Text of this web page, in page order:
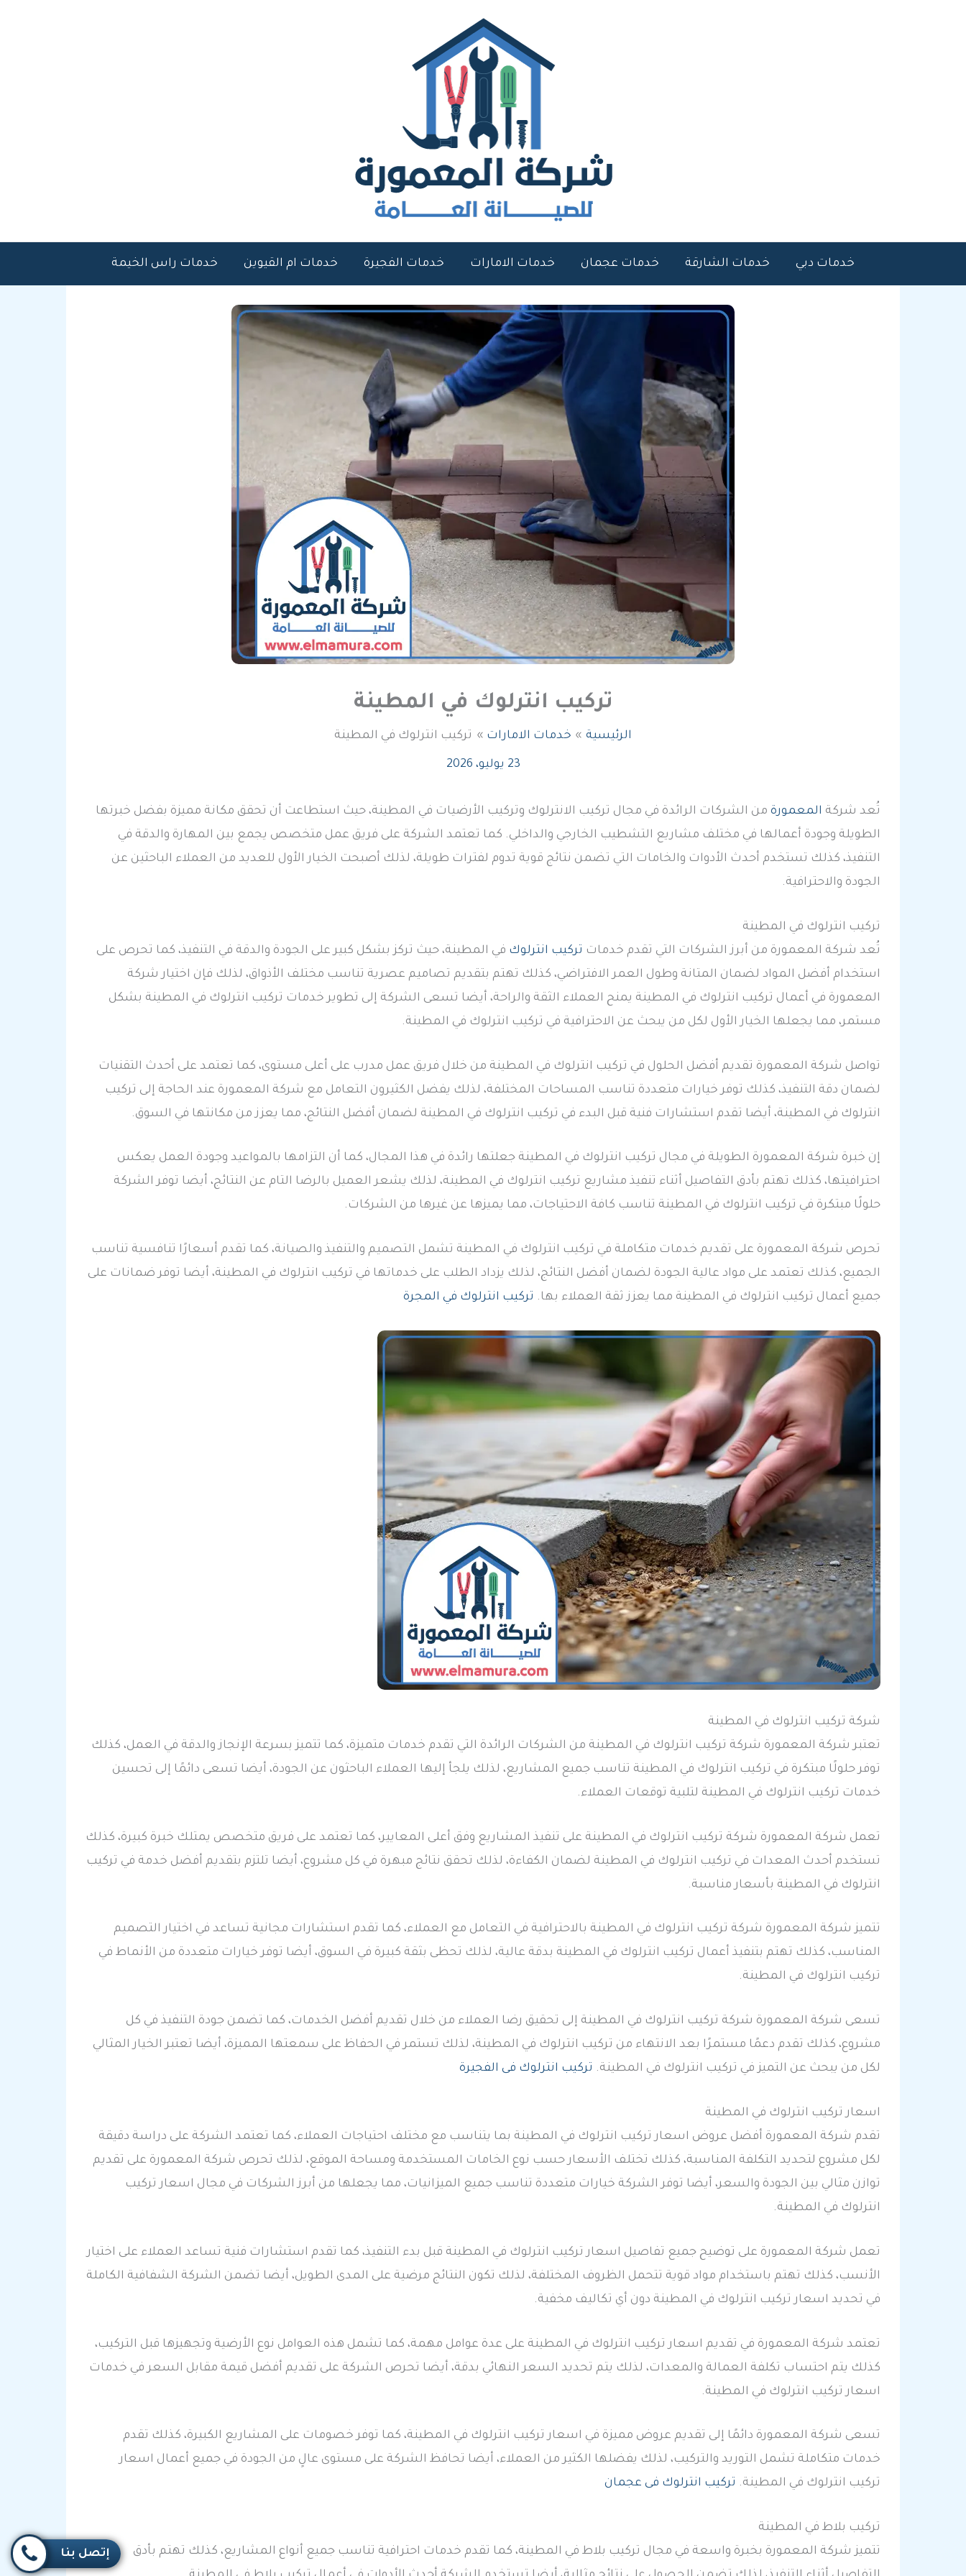
خدمات دبي خدمات الشارقة خدمات عجمان خدمات الامارات خدمات الفجيرة خدمات ام القيوين خدمات راس الخيمة
تركيب انترلوك في المطينة
الرئيسية خدمات الامارات تركيب انترلوك في المطينة
23 يوليو، 2026
تُعد شركة المعمورة من الشركات الرائدة في مجال تركيب الانترلوك وتركيب الأرضيات في المطينة، حيث استطاعت أن تحقق مكانة مميزة بفضل خبرتها
الطويلة وجودة أعمالها في مختلف مشاريع التشطيب الخارجي والداخلي. كما تعتمد الشركة على فريق عمل متخصص يجمع بين المهارة والدقة في
التنفيذ، كذلك تستخدم أحدث الأدوات والخامات التي تضمن نتائج قوية تدوم لفترات طويلة، لذلك أصبحت الخيار الأول للعديد من العملاء الباحثين عن
الجودة والاحترافية.
تركيب انترلوك في المطينة
تُعد شركة المعمورة من أبرز الشركات التي تقدم خدمات تركيب انترلوك في المطينة، حيث تركز بشكل كبير على الجودة والدقة في التنفيذ، كما تحرص على
استخدام أفضل المواد لضمان المتانة وطول العمر الافتراضي، كذلك تهتم بتقديم تصاميم عصرية تناسب مختلف الأذواق، لذلك فإن اختيار شركة
المعمورة في أعمال تركيب انترلوك في المطينة يمنح العملاء الثقة والراحة، أيضا تسعى الشركة إلى تطوير خدمات تركيب انترلوك في المطينة بشكل
مستمر، مما يجعلها الخيار الأول لكل من يبحث عن الاحترافية في تركيب انترلوك في المطينة.
تواصل شركة المعمورة تقديم أفضل الحلول في تركيب انترلوك في المطينة من خلال فريق عمل مدرب على أعلى مستوى، كما تعتمد على أحدث التقنيات
لضمان دقة التنفيذ، كذلك توفر خيارات متعددة تناسب المساحات المختلفة، لذلك يفضل الكثيرون التعامل مع شركة المعمورة عند الحاجة إلى تركيب
انترلوك في المطينة، أيضا تقدم استشارات فنية قبل البدء في تركيب انترلوك في المطينة لضمان أفضل النتائج، مما يعزز من مكانتها في السوق.
إن خبرة شركة المعمورة الطويلة في مجال تركيب انترلوك في المطينة جعلتها رائدة في هذا المجال، كما أن التزامها بالمواعيد وجودة العمل يعكس
احترافيتها، كذلك تهتم بأدق التفاصيل أثناء تنفيذ مشاريع تركيب انترلوك في المطينة، لذلك يشعر العميل بالرضا التام عن النتائج، أيضا توفر الشركة
حلولًا مبتكرة في تركيب انترلوك في المطينة تناسب كافة الاحتياجات، مما يميزها عن غيرها من الشركات.
تحرص شركة المعمورة على تقديم خدمات متكاملة في تركيب انترلوك في المطينة تشمل التصميم والتنفيذ والصيانة، كما تقدم أسعارًا تنافسية تناسب
الجميع، كذلك تعتمد على مواد عالية الجودة لضمان أفضل النتائج، لذلك يزداد الطلب على خدماتها في تركيب انترلوك في المطينة، أيضا توفر ضمانات على
جميع أعمال تركيب انترلوك في المطينة مما يعزز ثقة العملاء بها. تركيب انترلوك في المجرة
شركة تركيب انترلوك في المطينة
تعتبر شركة المعمورة شركة تركيب انترلوك في المطينة من الشركات الرائدة التي تقدم خدمات متميزة، كما تتميز بسرعة الإنجاز والدقة في العمل، كذلك
توفر حلولًا مبتكرة في تركيب انترلوك في المطينة تناسب جميع المشاريع، لذلك يلجأ إليها العملاء الباحثون عن الجودة، أيضا تسعى دائمًا إلى تحسين
خدمات تركيب انترلوك في المطينة لتلبية توقعات العملاء.
تعمل شركة المعمورة شركة تركيب انترلوك في المطينة على تنفيذ المشاريع وفق أعلى المعايير، كما تعتمد على فريق متخصص يمتلك خبرة كبيرة، كذلك
تستخدم أحدث المعدات في تركيب انترلوك في المطينة لضمان الكفاءة، لذلك تحقق نتائج مبهرة في كل مشروع، أيضا تلتزم بتقديم أفضل خدمة في تركيب
انترلوك في المطينة بأسعار مناسبة.
تتميز شركة المعمورة شركة تركيب انترلوك في المطينة بالاحترافية في التعامل مع العملاء، كما تقدم استشارات مجانية تساعد في اختيار التصميم
المناسب، كذلك تهتم بتنفيذ أعمال تركيب انترلوك في المطينة بدقة عالية، لذلك تحظى بثقة كبيرة في السوق، أيضا توفر خيارات متعددة من الأنماط في
تركيب انترلوك في المطينة.
تسعى شركة المعمورة شركة تركيب انترلوك في المطينة إلى تحقيق رضا العملاء من خلال تقديم أفضل الخدمات، كما تضمن جودة التنفيذ في كل
مشروع، كذلك تقدم دعمًا مستمرًا بعد الانتهاء من تركيب انترلوك في المطينة، لذلك تستمر في الحفاظ على سمعتها المميزة، أيضا تعتبر الخيار المثالي
لكل من يبحث عن التميز في تركيب انترلوك في المطينة. تركيب انترلوك فى الفجيرة
اسعار تركيب انترلوك في المطينة
تقدم شركة المعمورة أفضل عروض اسعار تركيب انترلوك في المطينة بما يتناسب مع مختلف احتياجات العملاء، كما تعتمد الشركة على دراسة دقيقة
لكل مشروع لتحديد التكلفة المناسبة، كذلك تختلف الأسعار حسب نوع الخامات المستخدمة ومساحة الموقع، لذلك تحرص شركة المعمورة على تقديم
توازن مثالي بين الجودة والسعر، أيضا توفر الشركة خيارات متعددة تناسب جميع الميزانيات، مما يجعلها من أبرز الشركات في مجال اسعار تركيب
انترلوك في المطينة.
تعمل شركة المعمورة على توضيح جميع تفاصيل اسعار تركيب انترلوك في المطينة قبل بدء التنفيذ، كما تقدم استشارات فنية تساعد العملاء على اختيار
الأنسب، كذلك تهتم باستخدام مواد قوية تتحمل الظروف المختلفة، لذلك تكون النتائج مرضية على المدى الطويل، أيضا تضمن الشركة الشفافية الكاملة
في تحديد اسعار تركيب انترلوك في المطينة دون أي تكاليف مخفية.
تعتمد شركة المعمورة في تقديم اسعار تركيب انترلوك في المطينة على عدة عوامل مهمة، كما تشمل هذه العوامل نوع الأرضية وتجهيزها قبل التركيب،
كذلك يتم احتساب تكلفة العمالة والمعدات، لذلك يتم تحديد السعر النهائي بدقة، أيضا تحرص الشركة على تقديم أفضل قيمة مقابل السعر في خدمات
اسعار تركيب انترلوك في المطينة.
تسعى شركة المعمورة دائمًا إلى تقديم عروض مميزة في اسعار تركيب انترلوك في المطينة، كما توفر خصومات على المشاريع الكبيرة، كذلك تقدم
خدمات متكاملة تشمل التوريد والتركيب، لذلك يفضلها الكثير من العملاء، أيضا تحافظ الشركة على مستوى عالٍ من الجودة في جميع أعمال اسعار
تركيب انترلوك في المطينة. تركيب انترلوك فى عجمان
تركيب بلاط في المطينة
تتميز شركة المعمورة بخبرة واسعة في مجال تركيب بلاط في المطينة، كما تقدم خدمات احترافية تناسب جميع أنواع المشاريع، كذلك تهتم بأدق
إتصل بنا